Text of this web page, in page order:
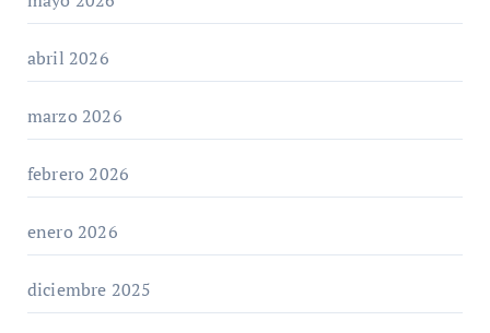
abril 2026
marzo 2026
febrero 2026
enero 2026
diciembre 2025